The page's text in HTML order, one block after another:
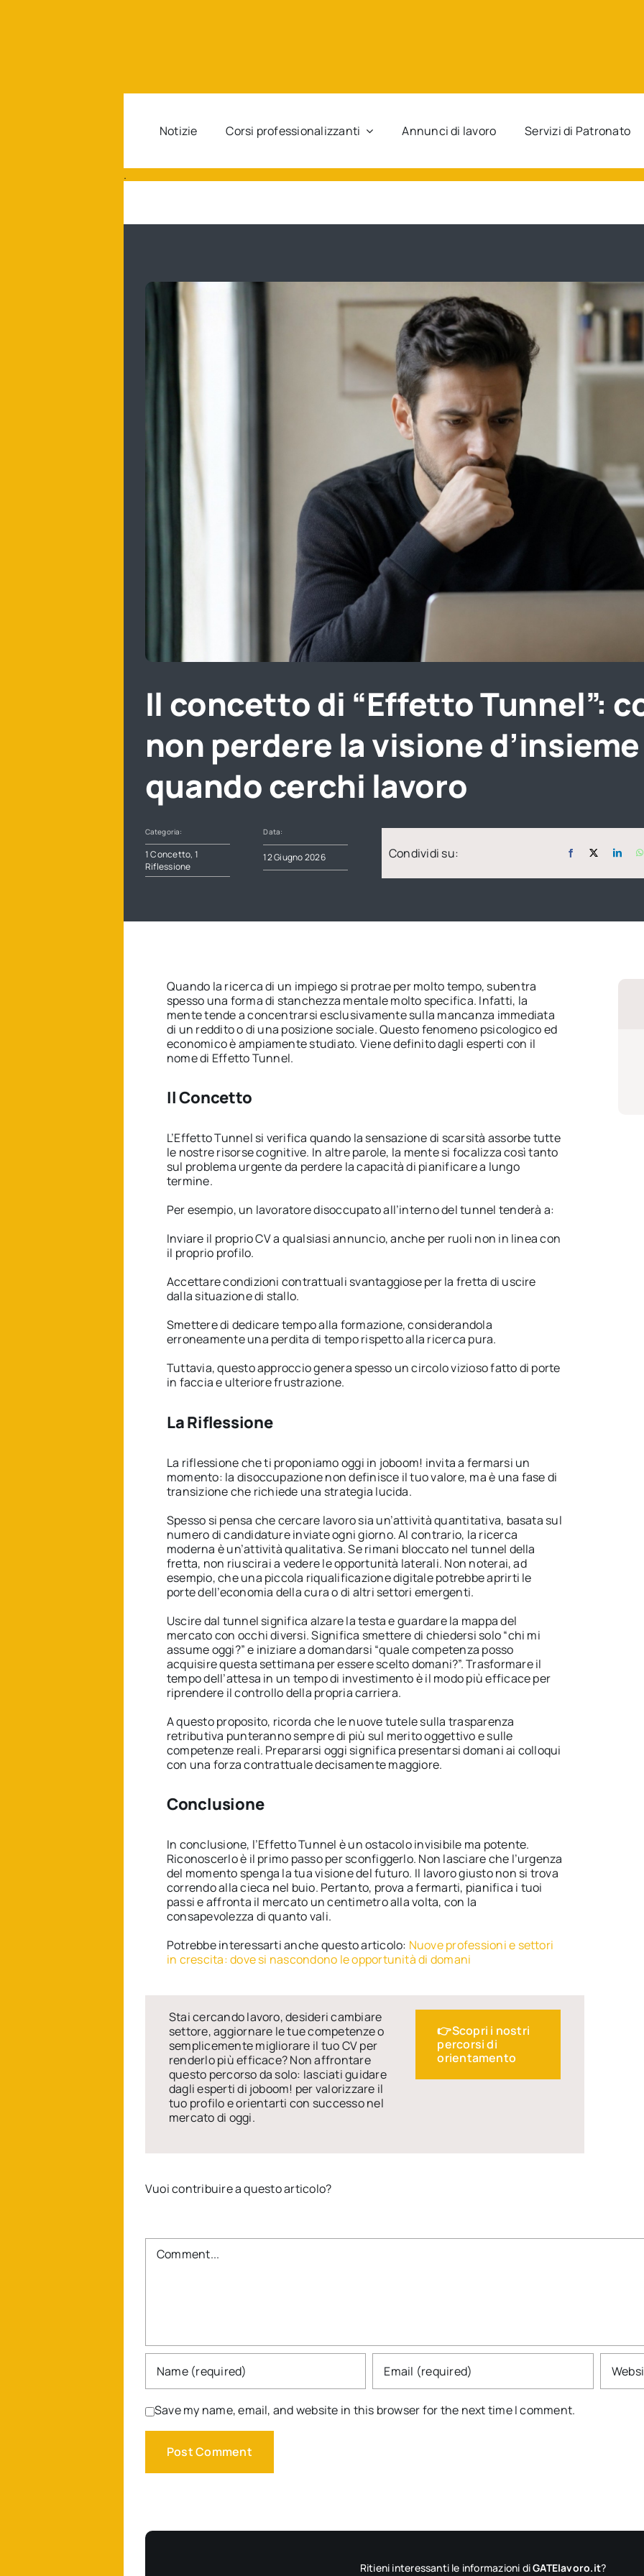
Notizie Corsi professionalizzanti Annunci di lavoro Servizi di Patronato
.
Il concetto di “Effetto Tunnel”:
non perdere la visione d’insieme
quando cerchi lavoro
Categoria:
1 Concetto, 1
Riflessione
Data:
12 Giugno 2026 Condividi su:
Quando la ricerca di un impiego si protrae per molto tempo, subentra
spesso una forma di stanchezza mentale molto specifica. Infatti, la
mente tende a concentrarsi esclusivamente sulla mancanza immediata
di un reddito o di una posizione sociale. Questo fenomeno psicologico ed
economico è ampiamente studiato. Viene definito dagli esperti con il
nome di Effetto Tunnel.
Il Concetto
L’Effetto Tunnel si verifica quando la sensazione di scarsità assorbe tutte
le nostre risorse cognitive. In altre parole, la mente si focalizza così tanto
sul problema urgente da perdere la capacità di pianificare a lungo
termine.
Per esempio, un lavoratore disoccupato all’interno del tunnel tenderà a:
Inviare il proprio CV a qualsiasi annuncio, anche per ruoli non in linea con
il proprio profilo.
Accettare condizioni contrattuali svantaggiose per la fretta di uscire
dalla situazione di stallo.
Smettere di dedicare tempo alla formazione, considerandola
erroneamente una perdita di tempo rispetto alla ricerca pura.
Tuttavia, questo approccio genera spesso un circolo vizioso fatto di porte
in faccia e ulteriore frustrazione.
La Riflessione
La riflessione che ti proponiamo oggi in joboom! invita a fermarsi un
momento: la disoccupazione non definisce il tuo valore, ma è una fase di
transizione che richiede una strategia lucida.
Spesso si pensa che cercare lavoro sia un’attività quantitativa, basata sul
numero di candidature inviate ogni giorno. Al contrario, la ricerca
moderna è un’attività qualitativa. Se rimani bloccato nel tunnel della
fretta, non riuscirai a vedere le opportunità laterali. Non noterai, ad
esempio, che una piccola riqualificazione digitale potrebbe aprirti le
porte dell’economia della cura o di altri settori emergenti.
Uscire dal tunnel significa alzare la testa e guardare la mappa del
mercato con occhi diversi. Significa smettere di chiedersi solo “chi mi
assume oggi?” e iniziare a domandarsi “quale competenza posso
acquisire questa settimana per essere scelto domani?”. Trasformare il
tempo dell’attesa in un tempo di investimento è il modo più efficace per
riprendere il controllo della propria carriera.
A questo proposito, ricorda che le nuove tutele sulla trasparenza
retributiva punteranno sempre di più sul merito oggettivo e sulle
competenze reali. Prepararsi oggi significa presentarsi domani ai colloqui
con una forza contrattuale decisamente maggiore.
Conclusione
In conclusione, l’Effetto Tunnel è un ostacolo invisibile ma potente.
Riconoscerlo è il primo passo per sconfiggerlo. Non lasciare che l’urgenza
del momento spenga la tua visione del futuro. Il lavoro giusto non si trova
correndo alla cieca nel buio. Pertanto, prova a fermarti, pianifica i tuoi
passi e affronta il mercato un centimetro alla volta, con la
consapevolezza di quanto vali.
Potrebbe interessarti anche questo articolo: Nuove professioni e settori
in crescita: dove si nascondono le opportunità di domani
Stai cercando lavoro, desideri cambiare
settore, aggiornare le tue competenze o
semplicemente migliorare il tuo CV per
renderlo più efficace? Non affrontare
questo percorso da solo: lasciati guidare
dagli esperti di joboom! per valorizzare il
tuo profilo e orientarti con successo nel
mercato di oggi.
👉Scopri i nostri
percorsi di
orientamento
Vuoi contribuire a questo articolo?
Comment
Save my name, email, and website in this browser for the next time I comment.
Ritieni interessanti le informazioni diGATElavoro.it?